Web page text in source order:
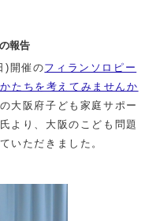
報告
)開催のフィランソロピー
たちを考えてみませんか
大阪府子ども家庭サポー
り、大阪のこども問題
いただきました。